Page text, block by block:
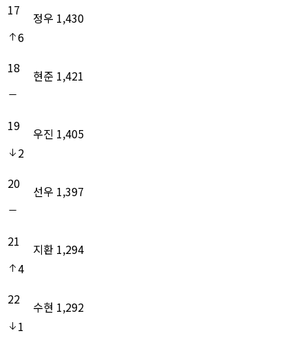
17
6
정우 1,430
18 현준 1,421
19
2
우진 1,405
20 선우 1,397
21
4
지환 1,294
22
1
수현 1,292